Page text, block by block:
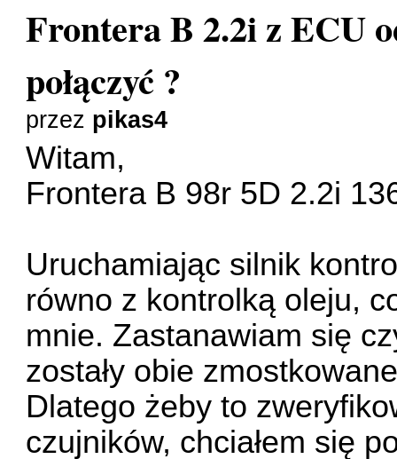
Frontera B 2.2i z ECU
połączyć ?
przez pikas4
Witam,
Frontera B 98r 5D 2.2i
Uruchamiając silnik
równo z kontrolką oleju,
mnie. Zastanawiam się
zostały obie
Dlatego żeby to
czujników, chciałem się